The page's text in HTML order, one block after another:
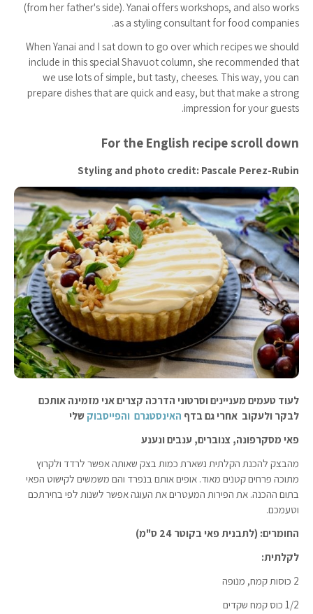
(from her father's side). Yanai offers workshops, and also works
as a styling consultant for food companies.
When Yanai and I sat down to go over which recipes we should
include in this special Shavuot column, she recommended that
we use lots of simple, but tasty, cheeses. This way, you can
prepare dishes that are quick and easy, but that make a strong
impression for your guests.
For the English recipe scroll down
Styling and photo credit: Pascale Perez-Rubin
לעוד טעמים מעניינים וסרטוני הדרכה קצרים אני מזמינה אותכם
לבקר ולעקוב אחרי גם בדף האינסטגרם והפייסבוק שלי
פאי מסקרפונה, צנוברים, ענבים ונענע
מהבצק להכנת הקלתית נשארת כמות בצק שאותה אפשר לרדד ולקרוץ
מתוכה פרחים קטנים מאוד. אופים אותם בנפרד והם משמשים לקישוט הפאי
בתום ההכנה. את הפירות המעטרים את העוגה אפשר לשנות לפי בחירתכם
וטעמכם.
החומרים: (לתבנית פאי בקוטר 24 ס"מ)
לקלתית:
2 כוסות קמח, מנופה
1/2 כוס קמח שקדים